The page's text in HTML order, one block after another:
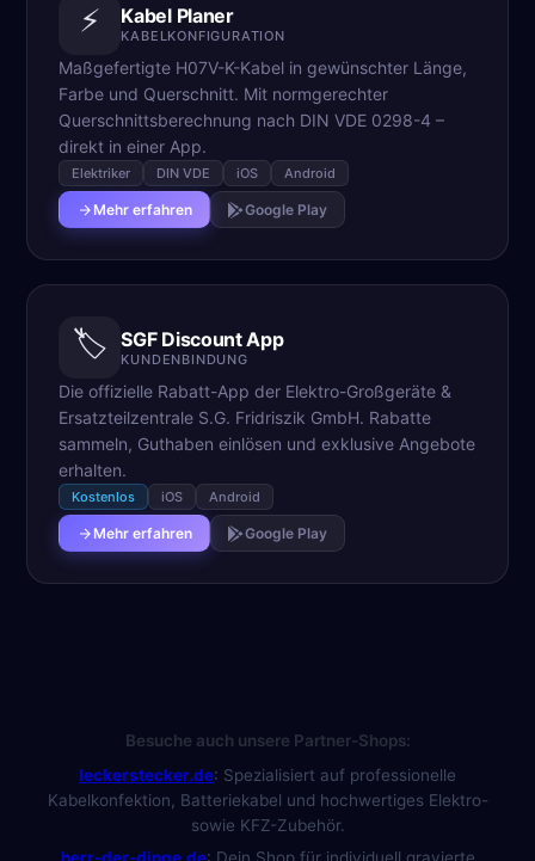
⚡ Kabel Planer
KABELKONFIGURATION
Maßgefertigte H07V-K-Kabel in gewünschter Länge,
Farbe und Querschnitt. Mit normgerechter
Querschnittsberechnung nach DIN VDE 0298-4 –
direkt in einer App.
Elektriker DIN VDE iOS Android
Mehr erfahren Google Play
🏷️ SGF Discount App
KUNDENBINDUNG
Die offizielle Rabatt-App der Elektro-Großgeräte &
Ersatzteilzentrale S.G. Fridriszik GmbH. Rabatte
sammeln, Guthaben einlösen und exklusive Angebote
erhalten.
Kostenlos iOS Android
Mehr erfahren Google Play
Besuche auch unsere Partner-Shops:
leckerstecker.de: Spezialisiert auf professionelle
Kabelkonfektion, Batteriekabel und hochwertiges Elektro-
sowie KFZ-Zubehör.